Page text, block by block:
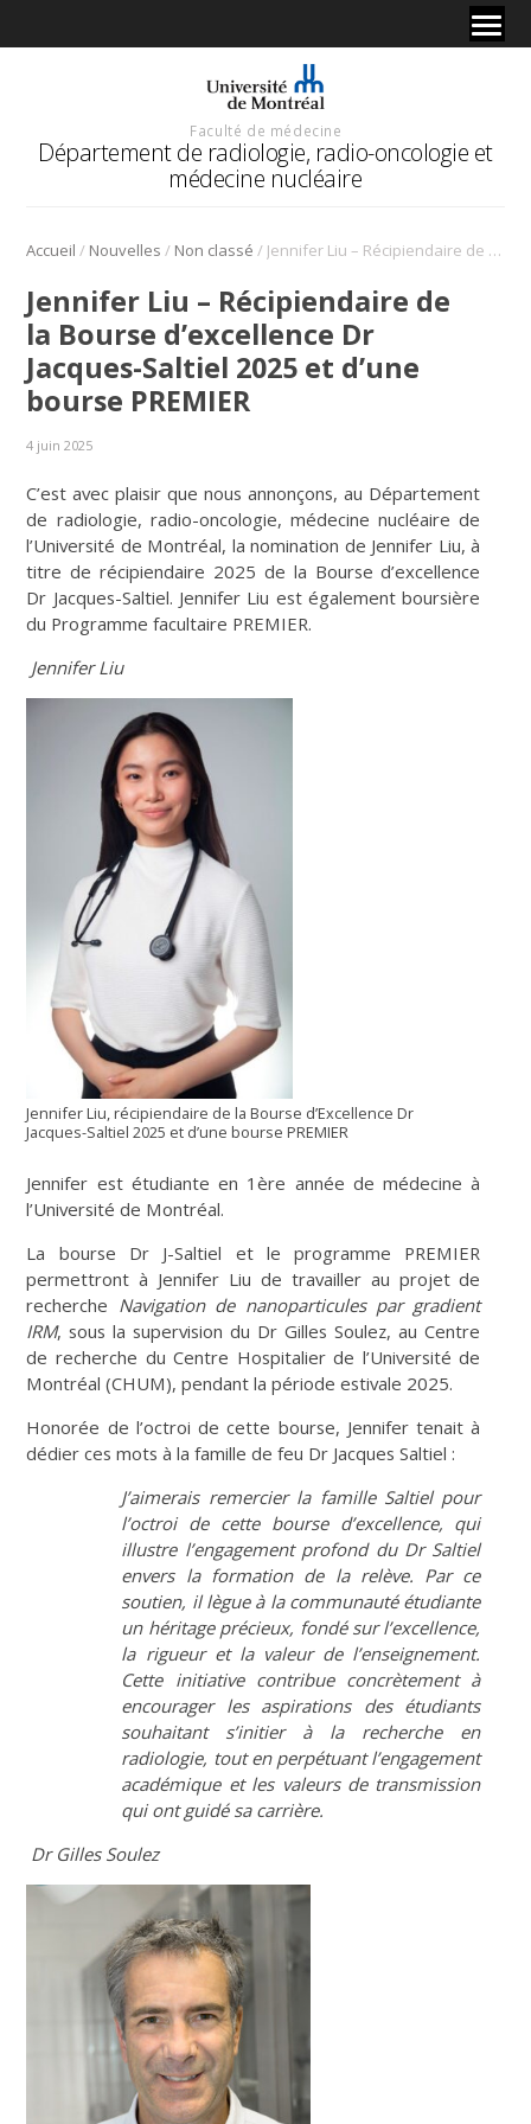
Faculté de médecine
Département de radiologie, radio-oncologie et
médecine nucléaire
Accueil / Nouvelles / Non classé / Jennifer Liu – Récipiendaire de la Bourse d’excellence Dr Jacques-Saltiel 2025 et d’une bourse PREMIER
Jennifer Liu – Récipiendaire de
la Bourse d’excellence Dr
Jacques-Saltiel 2025 et d’une
bourse PREMIER
4 juin 2025
C’est avec plaisir que nous annonçons, au Département
de radiologie, radio-oncologie, médecine nucléaire de
l’Université de Montréal, la nomination de Jennifer Liu, à
titre de récipiendaire 2025 de la Bourse d’excellence
Dr Jacques-Saltiel. Jennifer Liu est également boursière
du Programme facultaire PREMIER.
Jennifer Liu
Jennifer Liu, récipiendaire de la Bourse d’Excellence Dr
Jacques-Saltiel 2025 et d’une bourse PREMIER
Jennifer est étudiante en 1ère année de médecine à
l’Université de Montréal.
La bourse Dr J-Saltiel et le programme PREMIER
permettront à Jennifer Liu de travailler au projet de
recherche Navigation de nanoparticules par gradient
IRM, sous la supervision du Dr Gilles Soulez, au Centre
de recherche du Centre Hospitalier de l’Université de
Montréal (CHUM), pendant la période estivale 2025.
Honorée de l’octroi de cette bourse, Jennifer tenait à
dédier ces mots à la famille de feu Dr Jacques Saltiel :
J’aimerais remercier la famille Saltiel pour
l’octroi de cette bourse d’excellence, qui
illustre l’engagement profond du Dr Saltiel
envers la formation de la relève. Par ce
soutien, il lègue à la communauté étudiante
un héritage précieux, fondé sur l’excellence,
la rigueur et la valeur de l’enseignement.
Cette initiative contribue concrètement à
encourager les aspirations des étudiants
souhaitant s’initier à la recherche en
radiologie, tout en perpétuant l’engagement
académique et les valeurs de transmission
qui ont guidé sa carrière.
Dr Gilles Soulez